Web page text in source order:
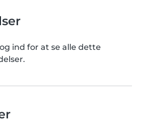
ind for at se alle dette